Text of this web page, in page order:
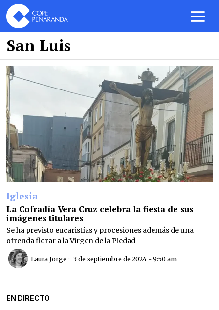
San Luis
Iglesia
La Cofradía Vera Cruz celebra la fiesta de sus
imágenes titulares
Se ha previsto eucaristías y procesiones además de una
ofrenda florar a la Virgen de la Piedad
Laura Jorge 3 de septiembre de 2024 - 9:50 am
EN DIRECTO